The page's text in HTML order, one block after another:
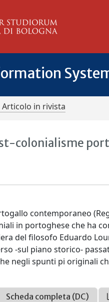
Articolo in rivista
colonialisme
contemporaneo
in portoghese che ha
del filosofo Eduardo
-sul piano storico-
negli spunti pi originali
Scheda completa (DC)